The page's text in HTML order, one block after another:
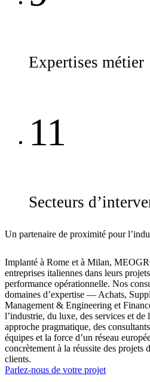
Expertises métier
11
Secteurs
Un partenaire de proximité pour
Implanté à Rome et à Milan,
entreprises italiennes dans leurs
performance opérationnelle. Nos
domaines d’expertise — Achats,
Management & Engineering et
l’industrie, du luxe, des services et de
approche pragmatique, des
équipes et la force d’un réseau
concrètement à la réussite des projets
clients.
Parlez-nous de votre projet